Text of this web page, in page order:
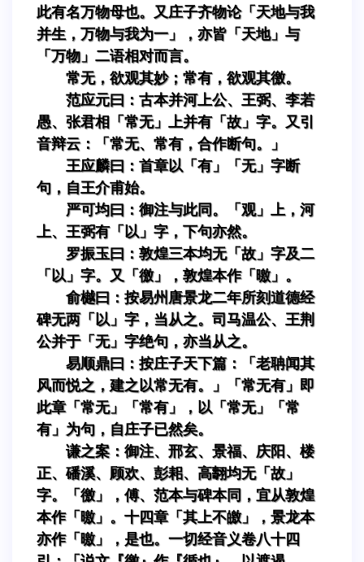
此有名万物母也。又庄子齐物论「天地与我
并生，万物与我为一」，亦皆「天地」与
「万物」二语相对而言。
常无，欲观其妙；常有，欲观其徼。
范应元曰：古本并河上公、王弼、李若
愚、张君相「常无」上并有「故」字。又引
音辩云：「常无、常有，合作断句。」
王应麟曰：首章以「有」「无」字断
句，自王介甫始。
严可均曰：御注与此同。「观」上，河
上、王弼有「以」字，下句亦然。
罗振玉曰：敦煌三本均无「故」字及二
「以」字。又「徼」，敦煌本作「曒」。
俞樾曰：按易州唐景龙二年所刻道德经
碑无两「以」字，当从之。司马温公、王荆
公并于「无」字绝句，亦当从之。
易顺鼎曰：按庄子天下篇：「老聃闻其
风而悦之，建之以常无有。」「常无有」即
此章「常无」「常有」，以「常无」「常
有」为句，自庄子已然矣。
谦之案：御注、邢玄、景福、庆阳、楼
正、磻溪、顾欢、彭耜、高翿均无「故」
字。「徼」，傅、范本与碑本同，宜从敦煌
本作「曒」。十四章「其上不皦」，景龙本
亦作「曒」，是也。一切经音义卷八十四